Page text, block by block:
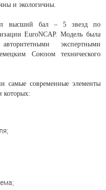
и экологичны.
высший бал – 5 звезд по
EuroNCAP. Модель была
экспертными
Союзом технического
самые современные элементы
которых: